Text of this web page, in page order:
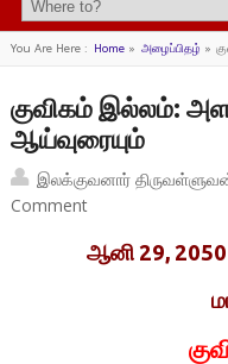
You Are Here : Home» அழைப்பிதழ் »
குவிகம் இல்லம்:
ஆய்வுரையும்
இலக்குவனார்
Comment
ஆனி 29, 2050